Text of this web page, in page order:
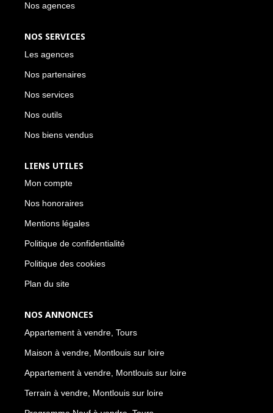
Nos agences
NOS SERVICES
Les agences
Nos partenaires
Nos services
Nos outils
Nos biens vendus
LIENS UTILES
Mon compte
Nos honoraires
Mentions légales
Politique de confidentialité
Politique des cookies
Plan du site
NOS ANNONCES
Appartement à vendre, Tours
Maison à vendre, Montlouis sur loire
Appartement à vendre, Montlouis sur loire
Terrain à vendre, Montlouis sur loire